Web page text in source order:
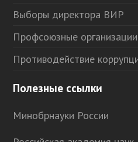
Выборы директора ВИР
Профсоюзные организации
Противодействие
Полезные ссылки
Минобрнауки России